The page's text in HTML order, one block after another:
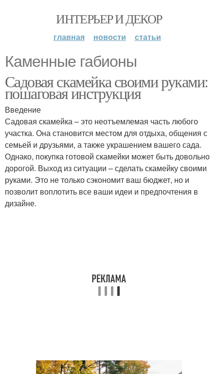
ИНТЕРЬЕР И ДЕКОР
главная новости статьи
Каменные габионы
Садовая скамейка своими руками:
пошаговая инструкция
Введение
Садовая скамейка – это неотъемлемая часть любого
участка. Она становится местом для отдыха, общения с
семьей и друзьями, а также украшением вашего сада.
Однако, покупка готовой скамейки может быть довольно
дорогой. Выход из ситуации – сделать скамейку своими
руками. Это не только сэкономит ваш бюджет, но и
позволит воплотить все ваши идеи и предпочтения в
дизайне.